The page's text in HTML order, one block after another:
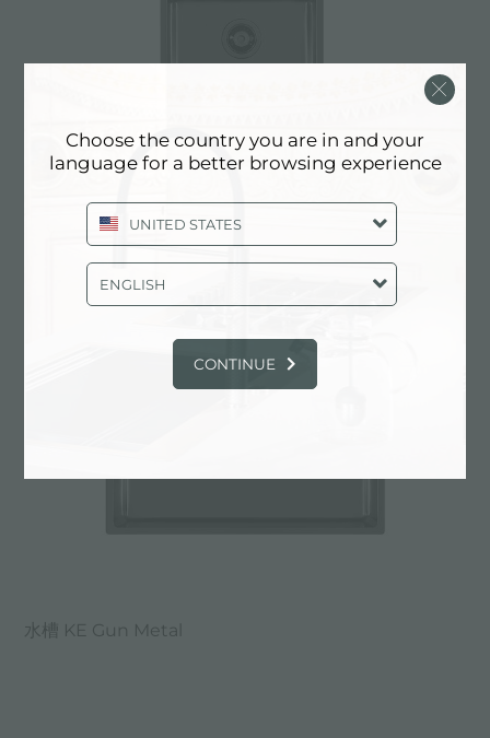
水槽 KE Filotop Gun Metal
水槽 KE Gun Metal
Choose the country you are in and your
language for a better browsing experience
UNITED STATES
ENGLISH
CONTINUE